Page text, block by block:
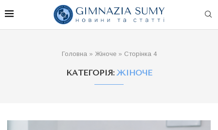
Головна » Жіноче» Сторінка 4
КАТЕГОРІЯ: ЖІНОЧЕ